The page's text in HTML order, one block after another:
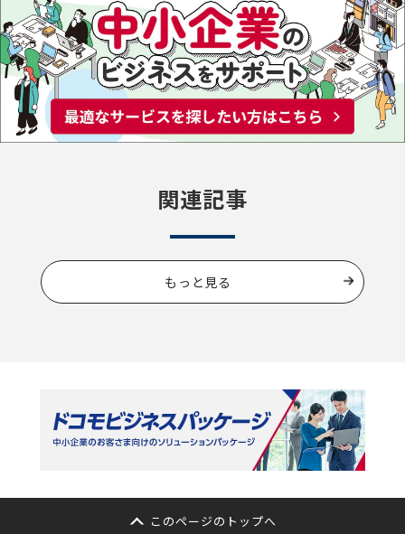
関連記事
もっと見る
このページのトップへ